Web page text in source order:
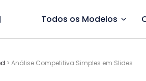
Todos os Modelos
> Análise Competitiva Simples em Slides